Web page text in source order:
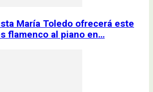
María Toledo ofrecerá este
flamenco al piano en…